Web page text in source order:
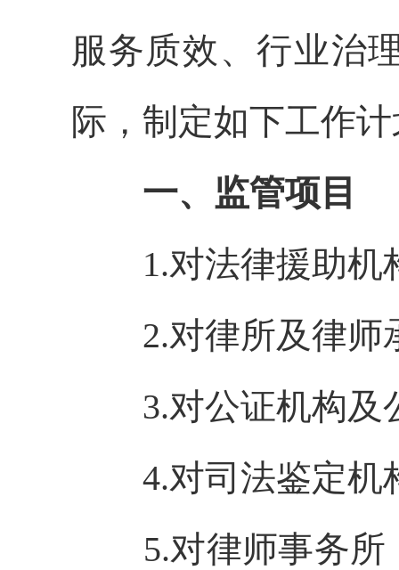
服务质效、行业治
际 ，制定如下工作
一、监管项目
1.对法律援助机
2.对律所及律师
3.对公证机构及
4.对司法鉴定机
5.对律师事务